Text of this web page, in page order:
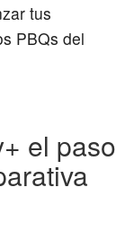
tus
PBQs del
el paso